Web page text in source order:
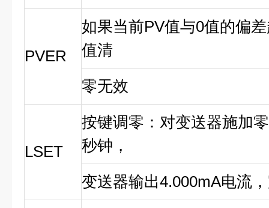
PVER
如果当前PV值与0值的偏
值清
零无效
LSET
按键调零：对变送器施加
秒钟，
变送器输出4.000mA电流